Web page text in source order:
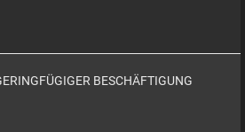
BESCHÄFTIGUNG